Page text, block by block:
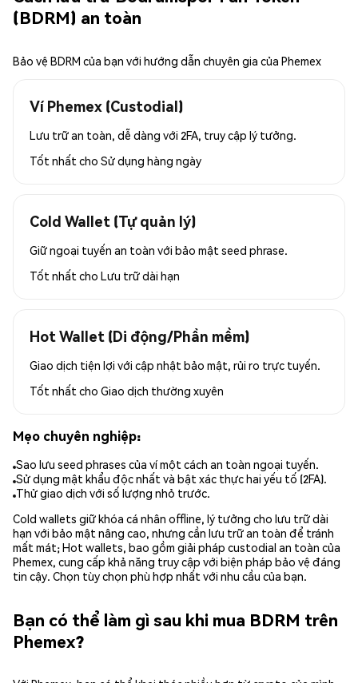
(BDRM) an toàn
Bảo vệ BDRM của bạn với hướng dẫn chuyên gia của Phemex
Ví Phemex (Custodial)
Lưu trữ an toàn, dễ dàng với 2FA, truy cập lý tưởng.
Tốt nhất cho Sử dụng hàng ngày
Cold Wallet (Tự quản lý)
Giữ ngoại tuyến an toàn với bảo mật seed phrase.
Tốt nhất cho Lưu trữ dài hạn
Hot Wallet (Di động/Phần mềm)
Giao dịch tiện lợi với cập nhật bảo mật, rủi ro trực tuyến.
Tốt nhất cho Giao dịch thường xuyên
Mẹo chuyên nghiệp:
Sao lưu seed phrases của ví một cách an toàn ngoại tuyến.
Sử dụng mật khẩu độc nhất và bật xác thực hai yếu tố (2FA).
Thử giao dịch với số lượng nhỏ trước.
Cold wallets giữ khóa cá nhân offline, lý tưởng cho lưu trữ dài
hạn với bảo mật nâng cao, nhưng cần lưu trữ an toàn để tránh
mất mát; Hot wallets, bao gồm giải pháp custodial an toàn của
Phemex, cung cấp khả năng truy cập với biện pháp bảo vệ đáng
tin cậy. Chọn tùy chọn phù hợp nhất với nhu cầu của bạn.
Bạn có thể làm gì sau khi mua BDRM trên
Phemex?